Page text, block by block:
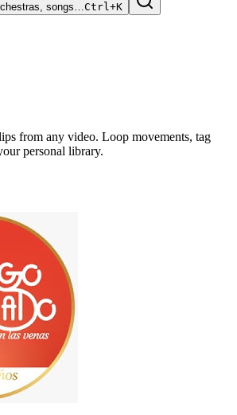
songs…Ctrl+K
from any video. Loop movements, tag
personal library.